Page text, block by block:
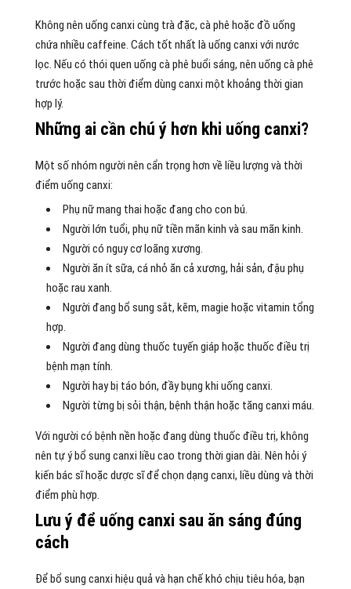
Không nên uống canxi cùng trà đặc, cà phê hoặc đồ uống
chứa nhiều caffeine. Cách tốt nhất là uống canxi với nước
lọc. Nếu có thói quen uống cà phê buổi sáng, nên uống cà phê
trước hoặc sau thời điểm dùng canxi một khoảng thời gian
hợp lý.
Những ai cần chú ý hơn khi uống canxi?
Một số nhóm người nên cẩn trọng hơn về liều lượng và thời
điểm uống canxi:
Phụ nữ mang thai hoặc đang cho con bú.
Người lớn tuổi, phụ nữ tiền mãn kinh và sau mãn kinh.
Người có nguy cơ loãng xương.
Người ăn ít sữa, cá nhỏ ăn cả xương, hải sản, đậu phụ
hoặc rau xanh.
Người đang bổ sung sắt, kẽm, magie hoặc vitamin tổng
hợp.
Người đang dùng thuốc tuyến giáp hoặc thuốc điều trị
bệnh mạn tính.
Người hay bị táo bón, đầy bụng khi uống canxi.
Người từng bị sỏi thận, bệnh thận hoặc tăng canxi máu.
Với người có bệnh nền hoặc đang dùng thuốc điều trị, không
nên tự ý bổ sung canxi liều cao trong thời gian dài. Nên hỏi ý
kiến bác sĩ hoặc dược sĩ để chọn dạng canxi, liều dùng và thời
điểm phù hợp.
Lưu ý để uống canxi sau ăn sáng đúng
cách
Để bổ sung canxi hiệu quả và hạn chế khó chịu tiêu hóa, bạn